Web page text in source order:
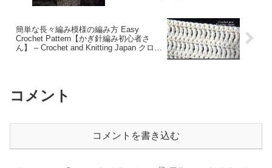
簡単な長々編み模様の編み方 Easy
Crochet Pattern【かぎ針編み初心者さ
ん】 – Crochet and Knitting Japan クロッ
コメント
コメントを書き込む